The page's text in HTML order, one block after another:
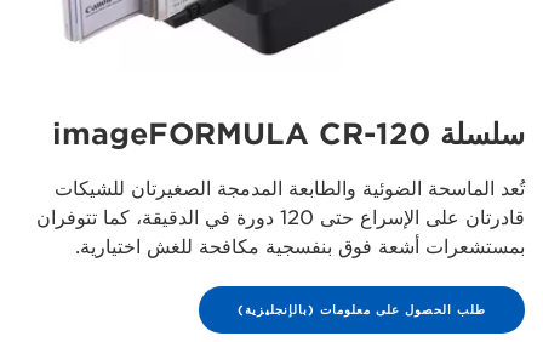
سلسلة imageFORMULA CR-120
تُعد الماسحة الضوئية والطابعة المدمجة الصغيرتان للشيكات
قادرتان على الإسراع حتى 120 دورة في الدقيقة، كما تتوفران
بمستشعرات أشعة فوق بنفسجية مكافحة للغش اختيارية.
طلب الحصول على معلومات (بالإنجليزية)